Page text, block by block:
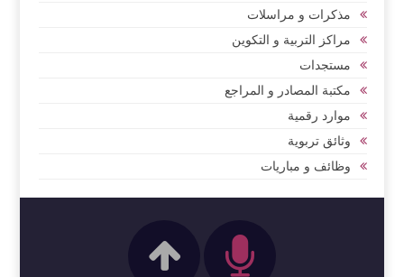
مذكرات و مراسلات
مراكز التربية و التكوين
مستجدات
مكتبة المصادر و المراجع
موارد رقمية
وثائق تربوية
وظائف و مباريات